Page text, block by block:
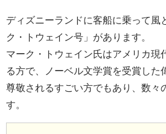
ディズニーランドに客船に乗って風
ク・トウェイン号」があります。
マーク・トウェイン氏はアメリカ現
る方で、ノーベル文学賞を受賞した
尊敬されるすごい方でもあり、数々
す。